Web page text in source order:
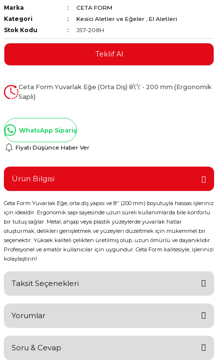
ve Penseler
Marka
CETA FORM
Kategori
Kesici Aletler ve Eğeler , El Aletleri
Stok Kodu
J57-208H
Teklif Al
Ceta Form Yuvarlak Eğe (Orta Diş) 8\'\' - 200 mm (Ergonomik
Saplı)
WhatsApp Sipariş
Fiyatı Düşünce Haber Ver
Ürün Bilgisi
Ceta Form Yuvarlak Eğe, orta diş yapısı ve 8'' (200 mm) boyutuyla hassas işleriniz
için idealdir. Ergonomik sapı sayesinde uzun süreli kullanımlarda bile konforlu
bir tutuş sağlar. Metal, ahşap veya plastik yüzeylerde yuvarlak hatlar
oluşturmak, delikleri genişletmek ve yüzeyleri düzeltmek için mükemmel bir
seçenektir. Yüksek kaliteli çelikten üretilmiş olup, uzun ömürlü ve dayanıklıdır.
Profesyonel ve amatör kullanıcılar için uygundur. Ceta Form kalitesiyle, işlerinizi
kolaylaştırın!
Taksit Seçenekleri
Yorumlar
Soru & Cevap